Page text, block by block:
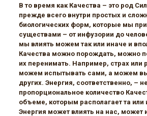
В то время как Качества – это род
прежде всего внутри простых и
биологических форм, которые мы
существами – от инфузории до
мы влиять можем так или иначе и
Качества можно порождать, можно
их перенимать. Например, страх или
можем испытывать сами, а можем
других. Энергия, соответственно, –
пропорциональное количество
объеме, которым располагает та или
Энергия может влиять на нас, может